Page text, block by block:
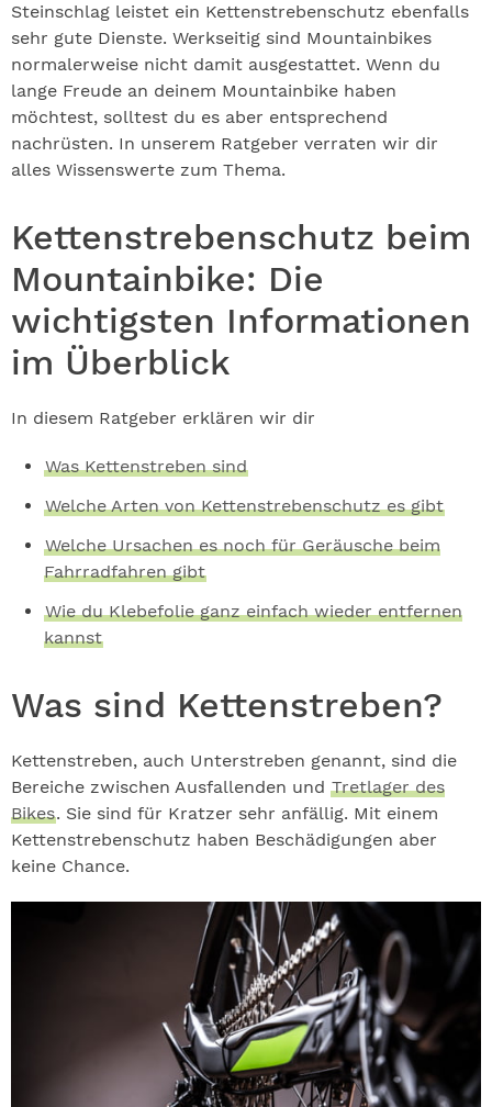
Steinschlag leistet ein Kettenstrebenschutz ebenfalls
sehr gute Dienste. Werkseitig sind Mountainbikes
normalerweise nicht damit ausgestattet. Wenn du
lange Freude an deinem Mountainbike haben
möchtest, solltest du es aber entsprechend
nachrüsten. In unserem Ratgeber verraten wir dir
alles Wissenswerte zum Thema.
Kettenstrebenschutz beim
Mountainbike: Die
wichtigsten Informationen
im Überblick
In diesem Ratgeber erklären wir dir
Was Kettenstreben sind
Welche Arten von Kettenstrebenschutz es gibt
Welche Ursachen es noch für Geräusche beim
Fahrradfahren gibt
Wie du Klebefolie ganz einfach wieder entfernen
kannst
Was sind Kettenstreben?
Kettenstreben, auch Unterstreben genannt, sind die
Bereiche zwischen Ausfallenden und Tretlager des
Bikes. Sie sind für Kratzer sehr anfällig. Mit einem
Kettenstrebenschutz haben Beschädigungen aber
keine Chance.